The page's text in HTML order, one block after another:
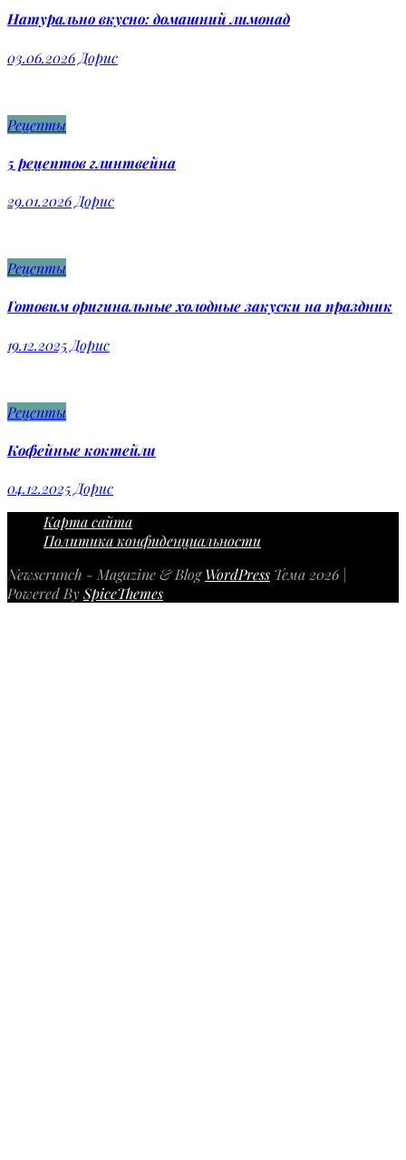
Натурально вкусно: домашний лимонад
03.06.2026 Дорис
Рецепты
5 рецептов глинтвейна
29.01.2026 Дорис
Рецепты
Готовим оригинальные холодные закуски на праздник
19.12.2025 Дорис
Рецепты
Кофейные коктейли
04.12.2025 Дорис
Карта сайта
Политика конфиденциальности
Newscrunch - Magazine & BlogWordPress Тема 2026 |
Powered BySpiceThemes